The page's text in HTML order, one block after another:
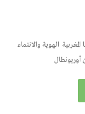
المغربية الهوية والانتماء
أوريونطال